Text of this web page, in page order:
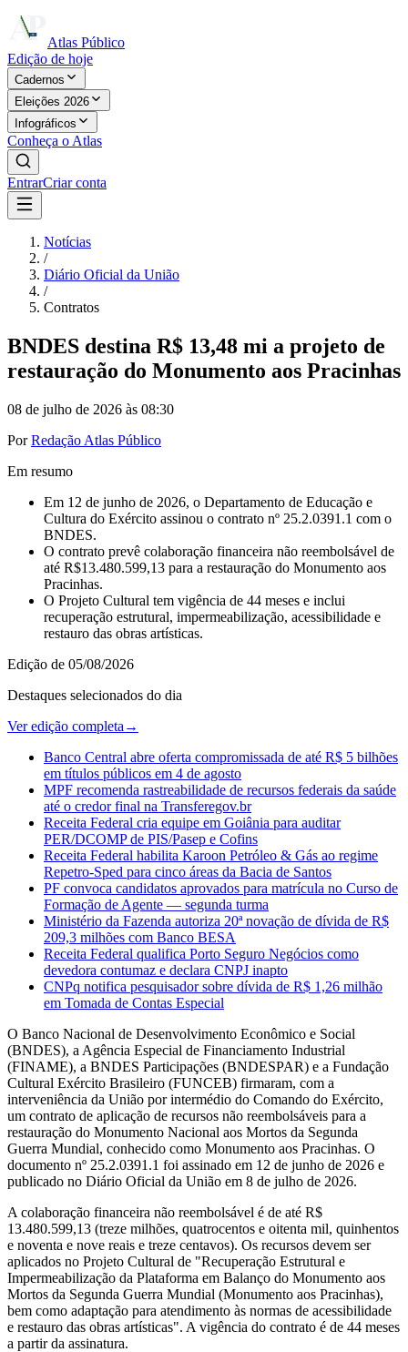
Atlas Público
Edição de hoje
Cadernos
Eleições 2026
Infográficos
Conheça o Atlas
EntrarCriar conta
Notícias
/
Diário Oficial da União
/
Contratos
BNDES destina R$ 13,48 mi a projeto de
restauração do Monumento aos Pracinhas
08 de julho de 2026 às 08:30
Por Redação Atlas Público
Em resumo
Em 12 de junho de 2026, o Departamento de Educação e
Cultura do Exército assinou o contrato nº 25.2.0391.1 com o
BNDES.
O contrato prevê colaboração financeira não reembolsável de
até R$13.480.599,13 para a restauração do Monumento aos
Pracinhas.
O Projeto Cultural tem vigência de 44 meses e inclui
recuperação estrutural, impermeabilização, acessibilidade e
restauro das obras artísticas.
Edição de 05/08/2026
Destaques selecionados do dia
Ver edição completa →
Banco Central abre oferta compromissada de até R$ 5 bilhões
em títulos públicos em 4 de agosto
MPF recomenda rastreabilidade de recursos federais da saúde
até o credor final na Transferegov.br
Receita Federal cria equipe em Goiânia para auditar
PER/DCOMP de PIS/Pasep e Cofins
Receita Federal habilita Karoon Petróleo & Gás ao regime
Repetro-Sped para cinco áreas da Bacia de Santos
PF convoca candidatos aprovados para matrícula no Curso de
Formação de Agente — segunda turma
Ministério da Fazenda autoriza 20ª novação de dívida de R$
209,3 milhões com Banco BESA
Receita Federal qualifica Porto Seguro Negócios como
devedora contumaz e declara CNPJ inapto
CNPq notifica pesquisador sobre dívida de R$ 1,26 milhão
em Tomada de Contas Especial
O Banco Nacional de Desenvolvimento Econômico e Social
(BNDES), a Agência Especial de Financiamento Industrial
(FINAME), a BNDES Participações (BNDESPAR) e a Fundação
Cultural Exército Brasileiro (FUNCEB) firmaram, com a
interveniência da União por intermédio do Comando do Exército,
um contrato de aplicação de recursos não reembolsáveis para a
restauração do Monumento Nacional aos Mortos da Segunda
Guerra Mundial, conhecido como Monumento aos Pracinhas. O
documento nº 25.2.0391.1 foi assinado em 12 de junho de 2026 e
publicado no Diário Oficial da União em 8 de julho de 2026.
A colaboração financeira não reembolsável é de até R$
13.480.599,13 (treze milhões, quatrocentos e oitenta mil, quinhentos
e noventa e nove reais e treze centavos). Os recursos devem ser
aplicados no Projeto Cultural de "Recuperação Estrutural e
Impermeabilização da Plataforma em Balanço do Monumento aos
Mortos da Segunda Guerra Mundial (Monumento aos Pracinhas),
bem como adaptação para atendimento às normas de acessibilidade
e restauro das obras artísticas". A vigência do contrato é de 44 meses
a partir da assinatura.